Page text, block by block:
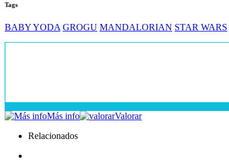
Tags
BABY YODA GROGU MANDALORIAN STAR WARS
Más info
Valorar
Relacionados